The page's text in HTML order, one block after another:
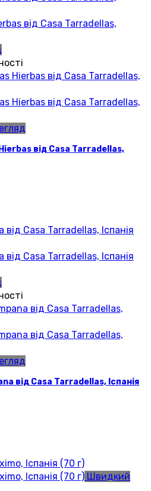
від Casa Tarradellas,
від Casa Tarradellas, Іспанія
Швидкий